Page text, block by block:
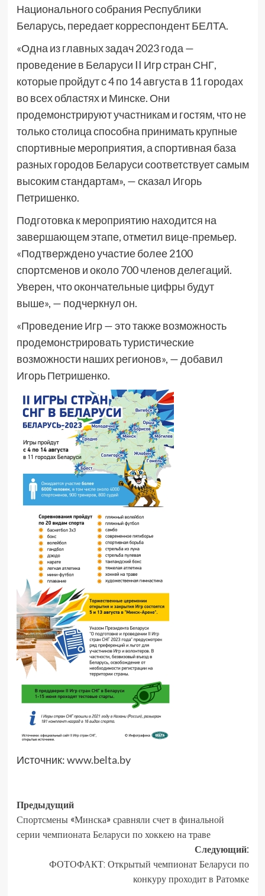
Национального собрания Республики
Беларусь, передает корреспондент БЕЛТА.
«Одна из главных задач 2023 года —
проведение в Беларуси II Игр стран СНГ,
которые пройдут с 4 по 14 августа в 11 городах
во всех областях и Минске. Они
продемонстрируют участникам и гостям, что не
только столица способна принимать крупные
спортивные мероприятия, а спортивная база
разных городов Беларуси соответствует самым
высоким стандартам», — сказал Игорь
Петришенко.
Подготовка к мероприятию находится на
завершающем этапе, отметил вице-премьер.
«Подтверждено участие более 2100
спортсменов и около 700 членов делегаций.
Уверен, что окончательные цифры будут
выше», — подчеркнул он.
«Проведение Игр — это также возможность
продемонстрировать туристические
возможности наших регионов», — добавил
Игорь Петришенко.
Источник:www.belta.by
Предыдущий
Спортсмены «Минска» сравняли счет в финальной
серии чемпионата Беларуси по хоккею на траве
Следующий:
ФОТОФАКТ: Открытый чемпионат Беларуси по
конкуру проходит в Ратомке